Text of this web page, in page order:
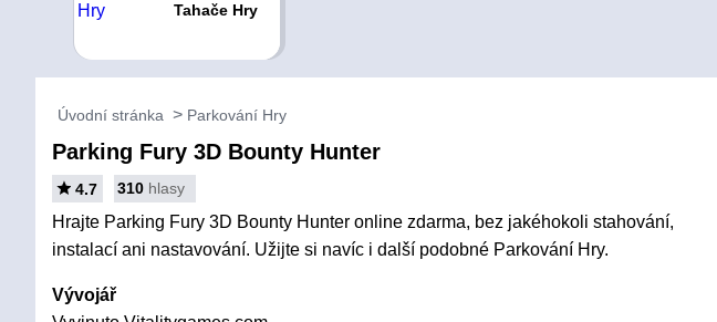
Tahače Hry
Úvodní stránka Parkování Hry
Parking Fury 3D Bounty Hunter
4.7 310 hlasy
Hrajte Parking Fury 3D Bounty Hunter online zdarma, bez jakéhokoli stahování,
instalací ani nastavování. Užijte si navíc i další podobné Parkování Hry.
Vývojář